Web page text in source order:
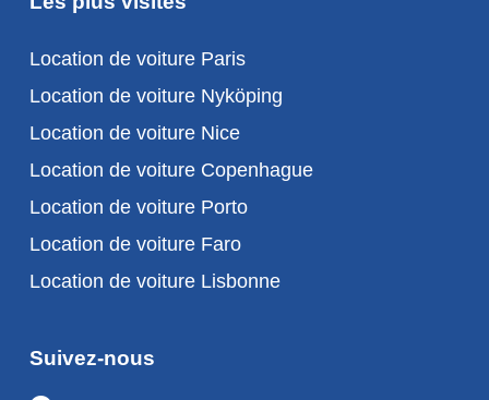
Location de voiture Paris
Location de voiture Nyköping
Location de voiture Nice
Location de voiture Copenhague
Location de voiture Porto
Location de voiture Faro
Location de voiture Lisbonne
Suivez-nous